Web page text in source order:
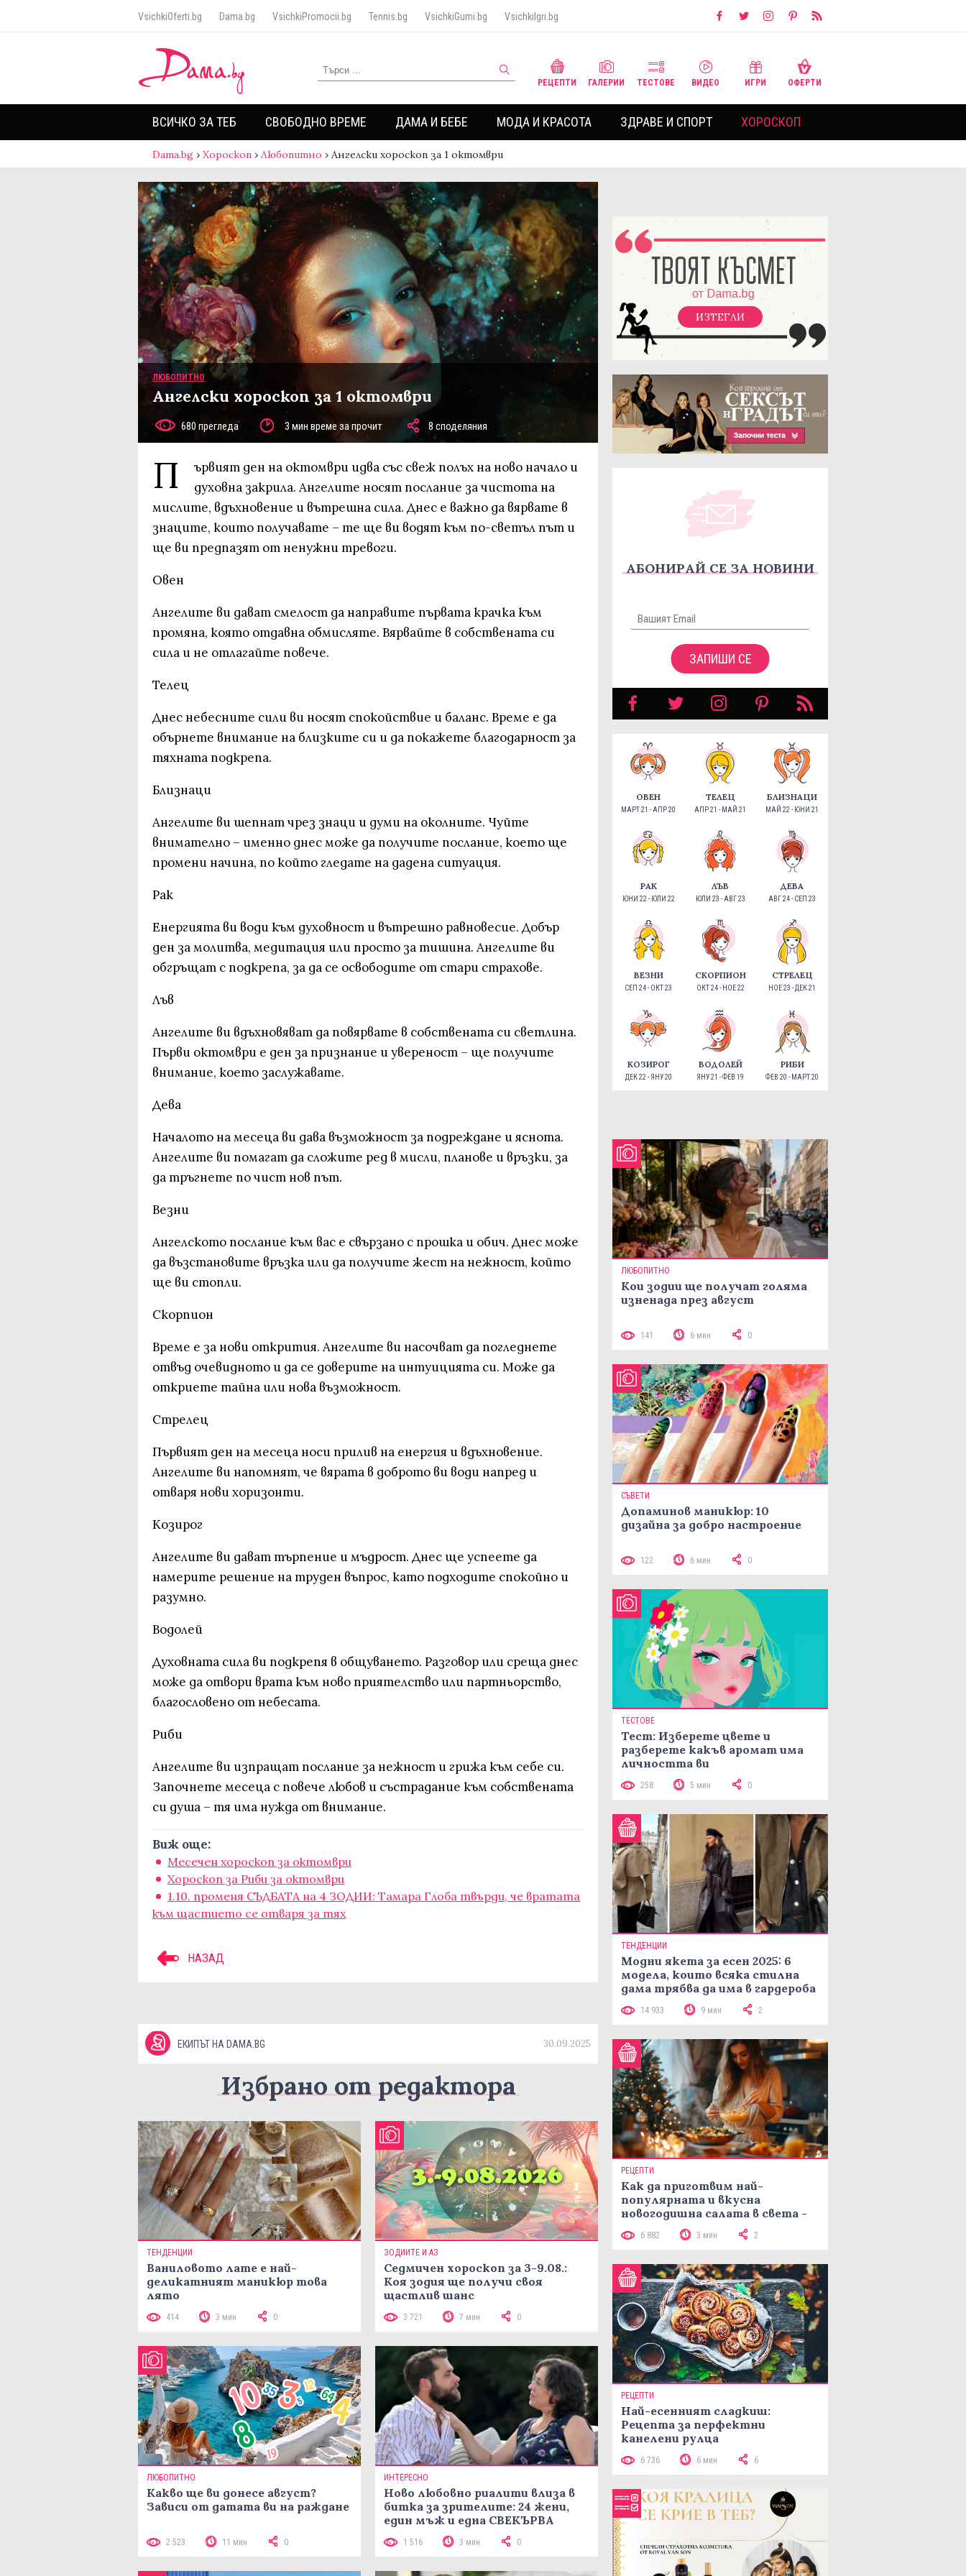
VsichkiOferti.bg Dama.bg VsichkiPromocii.bg Tennis.bg VsichkiGumi.bg VsichkiIgri.bg
РЕЦЕПТИ ГАЛЕРИИ ТЕСТОВЕ ВИДЕО ИГРИ ОФЕРТИ
ВСИЧКО ЗА ТЕБ СВОБОДНО ВРЕМЕ ДАМА И БЕБЕ МОДА И КРАСОТА ЗДРАВЕ И СПОРТ ХОРОСКОП
Dama.bg › Хороскоп › Любопитно › Ангелски хороскоп за 1 октомври
ЛЮБОПИТНО
Ангелски хороскоп за 1 октомври
680 прегледа 3 мин време за прочит 8 споделяния
П
ървият ден на октомври идва със свеж полъх на ново начало и
духовна закрила. Ангелите носят послание за чистота на
мислите, вдъхновение и вътрешна сила. Днес е важно да вярвате в
знаците, които получавате – те ще ви водят към по-светъл път и
ще ви предпазят от ненужни тревоги.
Овен
Ангелите ви дават смелост да направите първата крачка към
промяна, която отдавна обмисляте. Вярвайте в собствената си
сила и не отлагайте повече.
Телец
Днес небесните сили ви носят спокойствие и баланс. Време е да
обърнете внимание на близките си и да покажете благодарност за
тяхната подкрепа.
Близнаци
Ангелите ви шепнат чрез знаци и думи на околните. Чуйте
внимателно – именно днес може да получите послание, което ще
промени начина, по който гледате на дадена ситуация.
Рак
Енергията ви води към духовност и вътрешно равновесие. Добър
ден за молитва, медитация или просто за тишина. Ангелите ви
обгръщат с подкрепа, за да се освободите от стари страхове.
Лъв
Ангелите ви вдъхновяват да повярвате в собствената си светлина.
Първи октомври е ден за признание и увереност – ще получите
внимание, което заслужавате.
Дева
Началото на месеца ви дава възможност за подреждане и яснота.
Ангелите ви помагат да сложите ред в мисли, планове и връзки, за
да тръгнете по чист нов път.
Везни
Ангелското послание към вас е свързано с прошка и обич. Днес може
да възстановите връзка или да получите жест на нежност, който
ще ви стопли.
Скорпион
Време е за нови открития. Ангелите ви насочват да погледнете
отвъд очевидното и да се доверите на интуицията си. Може да
откриете тайна или нова възможност.
Стрелец
Първият ден на месеца носи прилив на енергия и вдъхновение.
Ангелите ви напомнят, че вярата в доброто ви води напред и
отваря нови хоризонти.
Козирог
Ангелите ви дават търпение и мъдрост. Днес ще успеете да
намерите решение на труден въпрос, като подходите спокойно и
разумно.
Водолей
Духовната сила ви подкрепя в общуването. Разговор или среща днес
може да отвори врата към ново приятелство или партньорство,
благословено от небесата.
Риби
Ангелите ви изпращат послание за нежност и грижа към себе си.
Започнете месеца с повече любов и състрадание към собствената
си душа – тя има нужда от внимание.
Виж още:
Месечен хороскоп за октомври
Хороскоп за Риби за октомври
1.10. променя СЪДБАТА на 4 ЗОДИИ: Тамара Глоба твърди, че вратата
към щастието се отваря за тях
НАЗАД
ЕКИПЪТ НА DAMA.BG 30.09.2025
Избрано от редактора
ТЕНДЕНЦИИ
Ваниловото лате е най-
деликатният маникюр това
лято
414 3 мин 0
ЗОДИИТЕ И АЗ
Седмичен хороскоп за 3-9.08.:
Коя зодия ще получи своя
щастлив шанс
3 721 7 мин 0
ЛЮБОПИТНО
Какво ще ви донесе август?
Зависи от датата ви на ражданe
2 523 11 мин 0
ИНТЕРЕСНО
Ново любовно риалити влиза в
битка за зрителите: 24 жени,
един мъж и една СВЕКЪРВА
1 516 3 мин 0
ИЗТЕГЛИ
АБОНИРАЙ СЕ ЗА НОВИНИ
ЗАПИШИ СЕ
ОВЕН
МАРТ 21 - АПР 20
ТЕЛЕЦ
АПР 21 - МАЙ 21
БЛИЗНАЦИ
МАЙ 22 - ЮНИ 21
РАК
ЮНИ 22 - ЮЛИ 22
ЛЪВ
ЮЛИ 23 - АВГ 23
ДЕВА
АВГ 24 - СЕП 23
ВЕЗНИ
СЕП 24 - ОКТ 23
СКОРПИОН
ОКТ 24 - НОЕ 22
СТРЕЛЕЦ
НОЕ 23 - ДЕК 21
КОЗИРОГ
ДЕК 22 - ЯНУ 20
ВОДОЛЕЙ
ЯНУ 21 - ФЕВ 19
РИБИ
ФЕВ 20 - МАРТ 20
ЛЮБОПИТНО
Кои зодии ще получат голяма
изненада през август
141 6 мин 0
СЪВЕТИ
Допаминов маникюр: 10
дизайна за добро настроение
122 6 мин 0
ТЕСТОВЕ
Тест: Изберете цвете и
разберете какъв аромат има
личността ви
258 5 мин 0
ТЕНДЕНЦИИ
Модни якета за есен 2025: 6
модела, които всяка стилна
дама трябва да има в гардероба
14 933 9 мин 2
РЕЦЕПТИ
Как да приготвим най-
популярната и вкусна
новогодишна салата в света -
рецепта Мимоза
6 882 3 мин 2
РЕЦЕПТИ
Най-есенният сладкиш:
Рецепта за перфектни
канелени рулца
6 736 6 мин 6